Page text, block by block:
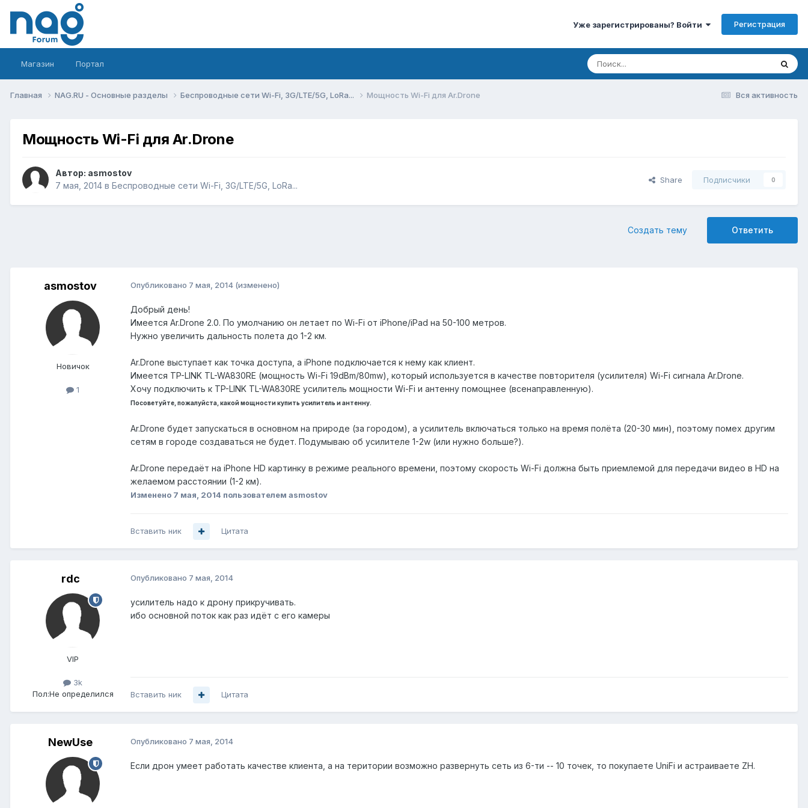
Уже зарегистрированы? Войти Регистрация
Магазин Портал
Вся активность
Главная NAG.RU - Основные разделы Беспроводные сети Wi-Fi, 3G/LTE/5G, LoRa... Мощность Wi-Fi для Ar.Drone
Мощность Wi-Fi для Ar.Drone
Автор: asmostov
7 мая, 2014 в Беспроводные сети Wi-Fi, 3G/LTE/5G, LoRa...
Share Подписчики 0
Ответить
Создать тему
asmostov
Новичок
1
Опубликовано 7 мая, 2014 (изменено)
Добрый день!
Имеется Ar.Drone 2.0. По умолчанию он летает по Wi-Fi от iPhone/iPad на 50-100 метров.
Нужно увеличить дальность полета до 1-2 км.
Ar.Drone выступает как точка доступа, а iPhone подключается к нему как клиент.
Имеется TP-LINK TL-WA830RE (мощность Wi-Fi 19dBm/80mw), который используется в качестве повторителя (усилителя) Wi-Fi сигнала Ar.Drone.
Хочу подключить к TP-LINK TL-WA830RE усилитель мощности Wi-Fi и антенну помощнее (всенаправленную).
Посоветуйте, пожалуйста, какой мощности купить усилитель и антенну.
Ar.Drone будет запускаться в основном на природе (за городом), а усилитель включаться только на время полёта (20-30 мин), поэтому помех другим
сетям в городе создаваться не будет. Подумываю об усилителе 1-2w (или нужно больше?).
Ar.Drone передаёт на iPhone HD картинку в режиме реального времени, поэтому скорость Wi-Fi должна быть приемлемой для передачи видео в HD на
желаемом расстоянии (1-2 км).
Изменено 7 мая, 2014 пользователем asmostov
Вставить ник Цитата
rdc
VIP
3k
Пол:Не определился
Опубликовано 7 мая, 2014
усилитель надо к дрону прикручивать.
ибо основной поток как раз идёт с его камеры
Вставить ник Цитата
NewUse Опубликовано 7 мая, 2014
Если дрон умеет работать качестве клиента, а на територии возможно развернуть сеть из 6-ти -- 10 точек, то покупаете UniFi и астраиваете ZH.